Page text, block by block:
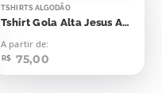
TSHIRTS ALGODÃO
Tshirt Gola Alta Jesus Aplicação
A partir de:
R$ 75,00